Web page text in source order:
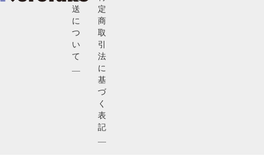
送
に
つ
い
て
定
商
取
引
法
に
基
づ
く
表
記